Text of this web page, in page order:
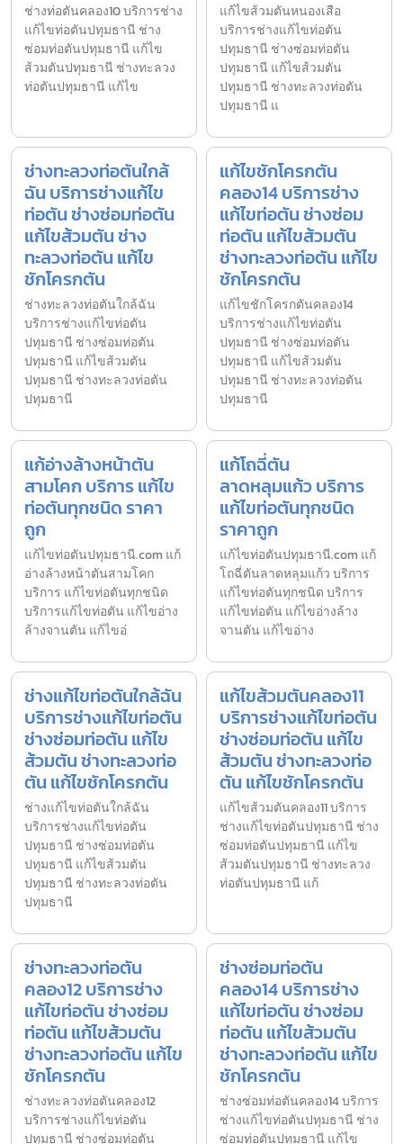
ช่างท่อตันคลอง10 บริการช่าง
แก้ไขท่อตันปทุมธานี ช่าง
ซ่อมท่อตันปทุมธานี แก้ไข
ส้วมตันปทุมธานี ช่างทะลวง
ท่อตันปทุมธานี แก้ไข
แก้ไขส้วมตันหนองเสือ
บริการช่างแก้ไขท่อตัน
ปทุมธานี ช่างซ่อมท่อตัน
ปทุมธานี แก้ไขส้วมตัน
ปทุมธานี ช่างทะลวงท่อตัน
ปทุมธานี แ
ช่างทะลวงท่อตันใกล้
ฉัน บริการช่างแก้ไข
ท่อตัน ช่างซ่อมท่อตัน
แก้ไขส้วมตัน ช่าง
ทะลวงท่อตัน แก้ไข
ชักโครกตัน
ช่างทะลวงท่อตันใกล้ฉัน
บริการช่างแก้ไขท่อตัน
ปทุมธานี ช่างซ่อมท่อตัน
ปทุมธานี แก้ไขส้วมตัน
ปทุมธานี ช่างทะลวงท่อตัน
ปทุมธานี
แก้ไขชักโครกตัน
คลอง14 บริการช่าง
แก้ไขท่อตัน ช่างซ่อม
ท่อตัน แก้ไขส้วมตัน
ช่างทะลวงท่อตัน แก้ไข
ชักโครกตัน
แก้ไขชักโครกตันคลอง14
บริการช่างแก้ไขท่อตัน
ปทุมธานี ช่างซ่อมท่อตัน
ปทุมธานี แก้ไขส้วมตัน
ปทุมธานี ช่างทะลวงท่อตัน
ปทุมธานี
แก้อ่างล้างหน้าตัน
สามโคก บริการ แก้ไข
ท่อตันทุกชนิด ราคา
ถูก
แก้ไขท่อตันปทุมธานี.com แก้
อ่างล้างหน้าตันสามโคก
บริการ แก้ไขท่อตันทุกชนิด
บริการแก้ไขท่อตัน แก้ไขอ่าง
ล้างจานตัน แก้ไขอ่
แก้โถฉี่ตัน
ลาดหลุมแก้ว บริการ
แก้ไขท่อตันทุกชนิด
ราคาถูก
แก้ไขท่อตันปทุมธานี.com แก้
โถฉี่ตันลาดหลุมแก้ว บริการ
แก้ไขท่อตันทุกชนิด บริการ
แก้ไขท่อตัน แก้ไขอ่างล้าง
จานตัน แก้ไขอ่าง
ช่างแก้ไขท่อตันใกล้ฉัน
บริการช่างแก้ไขท่อตัน
ช่างซ่อมท่อตัน แก้ไข
ส้วมตัน ช่างทะลวงท่อ
ตัน แก้ไขชักโครกตัน
ช่างแก้ไขท่อตันใกล้ฉัน
บริการช่างแก้ไขท่อตัน
ปทุมธานี ช่างซ่อมท่อตัน
ปทุมธานี แก้ไขส้วมตัน
ปทุมธานี ช่างทะลวงท่อตัน
ปทุมธานี
แก้ไขส้วมตันคลอง11
บริการช่างแก้ไขท่อตัน
ช่างซ่อมท่อตัน แก้ไข
ส้วมตัน ช่างทะลวงท่อ
ตัน แก้ไขชักโครกตัน
แก้ไขส้วมตันคลอง11 บริการ
ช่างแก้ไขท่อตันปทุมธานี ช่าง
ซ่อมท่อตันปทุมธานี แก้ไข
ส้วมตันปทุมธานี ช่างทะลวง
ท่อตันปทุมธานี แก้
ช่างทะลวงท่อตัน
คลอง12 บริการช่าง
แก้ไขท่อตัน ช่างซ่อม
ท่อตัน แก้ไขส้วมตัน
ช่างทะลวงท่อตัน แก้ไข
ชักโครกตัน
ช่างทะลวงท่อตันคลอง12
บริการช่างแก้ไขท่อตัน
ปทุมธานี ช่างซ่อมท่อตัน
ช่างซ่อมท่อตัน
คลอง14 บริการช่าง
แก้ไขท่อตัน ช่างซ่อม
ท่อตัน แก้ไขส้วมตัน
ช่างทะลวงท่อตัน แก้ไข
ชักโครกตัน
ช่างซ่อมท่อตันคลอง14 บริการ
ช่างแก้ไขท่อตันปทุมธานี ช่าง
ซ่อมท่อตันปทุมธานี แก้ไข